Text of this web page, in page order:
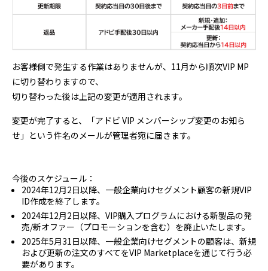
お客様側で発生する作業はありませんが、11月から順次VIP MP
に切り替わりますので、
切り替わった後は上記の変更が適用されます。
変更が完了すると、「アドビ VIP メンバーシップ変更のお知ら
せ」という件名のメールが管理者宛に届きます。
今後のスケジュール：
2024年12月2日以降、 一般企業向けセグメント顧客の新規VIP
ID作成を終了します。
2024年12月2日以降、 VIP購入プログラムにおける新製品の発
売/新オファー （プロモーションを含む）を廃止いたします。
2025年5月31日以降、 一般企業向けセグメントの顧客は、 新規
および更新の注文のすべてをVIP Marketplaceを通じて行う必
要があります。